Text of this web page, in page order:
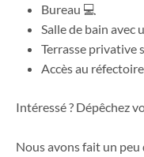
Bureau 💻
Salle de bain avec
Terrasse privative
Accès au
Intéressé ? Dépêchez
Nous avons fait un